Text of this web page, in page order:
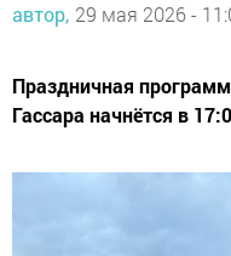
автор, 29 мая 2026 -
Праздничная
Гассара начнётся в